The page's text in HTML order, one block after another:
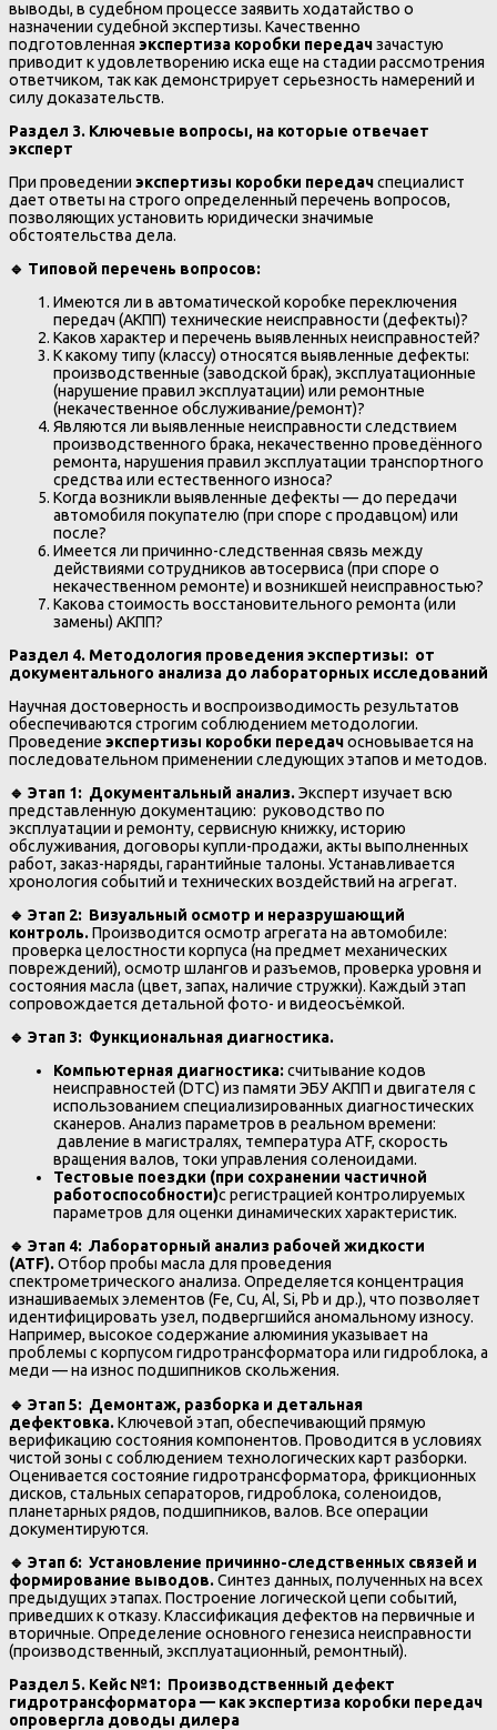
выводы, в судебном процессе заявить ходатайство о
назначении судебной экспертизы. Качественно
подготовленная экспертиза коробки передачзачастую
приводит к удовлетворению иска еще на стадии рассмотрения
ответчиком, так как демонстрирует серьезность намерений и
силу доказательств.
Раздел 3. Ключевые вопросы, на которые отвечает
эксперт
При проведении экспертизы коробки передачспециалист
дает ответы на строго определенный перечень вопросов,
позволяющих установить юридически значимые
обстоятельства дела.
🔹 Типовой перечень вопросов:
Имеются ли в автоматической коробке переключения
передач (АКПП) технические неисправности (дефекты)?
Каков характер и перечень выявленных неисправностей?
К какому типу (классу) относятся выявленные дефекты:
производственные (заводской брак), эксплуатационные
(нарушение правил эксплуатации) или ремонтные
(некачественное обслуживание/ремонт)?
Являются ли выявленные неисправности следствием
производственного брака, некачественно проведённого
ремонта, нарушения правил эксплуатации транспортного
средства или естественного износа?
Когда возникли выявленные дефекты — до передачи
автомобиля покупателю (при споре с продавцом) или
после?
Имеется ли причинно-следственная связь между
действиями сотрудников автосервиса (при споре о
некачественном ремонте) и возникшей неисправностью?
Какова стоимость восстановительного ремонта (или
замены) АКПП?
Раздел 4. Методология проведения экспертизы: от
документального анализа до лабораторных исследований
Научная достоверность и воспроизводимость результатов
обеспечиваются строгим соблюдением методологии.
Проведение экспертизы коробки передачосновывается на
последовательном применении следующих этапов и методов.
🔹 Этап 1: Документальный анализ.Эксперт изучает всю
представленную документацию: руководство по
эксплуатации и ремонту, сервисную книжку, историю
обслуживания, договоры купли-продажи, акты выполненных
работ, заказ-наряды, гарантийные талоны. Устанавливается
хронология событий и технических воздействий на агрегат.
🔹 Этап 2: Визуальный осмотр и неразрушающий
контроль.Производится осмотр агрегата на автомобиле:
проверка целостности корпуса (на предмет механических
повреждений), осмотр шлангов и разъемов, проверка уровня и
состояния масла (цвет, запах, наличие стружки). Каждый этап
сопровождается детальной фото- и видеосъёмкой.
🔹 Этап 3: Функциональная диагностика.
Компьютерная диагностика:считывание кодов
неисправностей (DTC) из памяти ЭБУ АКПП и двигателя с
использованием специализированных диагностических
сканеров. Анализ параметров в реальном времени:
давление в магистралях, температура ATF, скорость
вращения валов, токи управления соленоидами.
Тестовые поездки (при сохранении частичной
работоспособности)с регистрацией контролируемых
параметров для оценки динамических характеристик.
🔹 Этап 4: Лабораторный анализ рабочей жидкости
(ATF).Отбор пробы масла для проведения
спектрометрического анализа. Определяется концентрация
изнашиваемых элементов (Fe, Cu, Al, Si, Pb и др.), что позволяет
идентифицировать узел, подвергшийся аномальному износу.
Например, высокое содержание алюминия указывает на
проблемы с корпусом гидротрансформатора или гидроблока, а
меди — на износ подшипников скольжения.
🔹 Этап 5: Демонтаж, разборка и детальная
дефектовка.Ключевой этап, обеспечивающий прямую
верификацию состояния компонентов. Проводится в условиях
чистой зоны с соблюдением технологических карт разборки.
Оценивается состояние гидротрансформатора, фрикционных
дисков, стальных сепараторов, гидроблока, соленоидов,
планетарных рядов, подшипников, валов. Все операции
документируются.
🔹 Этап 6: Установление причинно-следственных связей и
формирование выводов.Синтез данных, полученных на всех
предыдущих этапах. Построение логической цепи событий,
приведших к отказу. Классификация дефектов на первичные и
вторичные. Определение основного генезиса неисправности
(производственный, эксплуатационный, ремонтный).
Раздел 5. Кейс №1: Производственный дефект
гидротрансформатора — как экспертиза коробки передач
опровергла доводы дилера